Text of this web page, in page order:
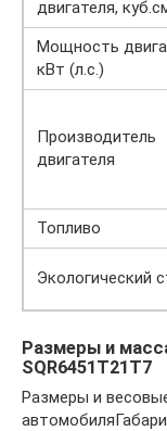
двигателя,
Мощность
кВт (л.с.)
Производитель
двигателя
Топливо
Экологический
Размеры и
SQR6451T21T7
Размеры и